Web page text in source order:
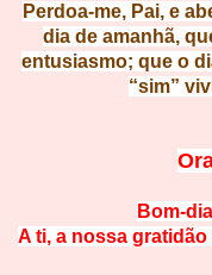
Perdoa-me, Pai, e
dia de amanhã,
entusiasmo; que o
“sim”
Bom-
A ti, a nossa